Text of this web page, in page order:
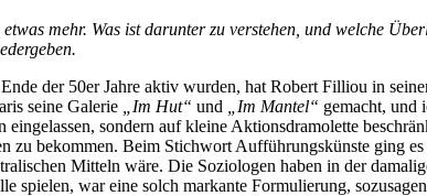
mehr. Was ist darunter zu verstehen, und welche
der 50er Jahre aktiv wurden, hat Robert Filliou in
seine Galerie
„Im Hut“ und „Im Mantel“ gemacht, und
sondern auf kleine Aktionsdramolette
zu bekommen. Beim Stichwort Aufführungskünste ging
Mitteln wäre. Die Soziologen haben in der
spielen, war eine solch markante Formulierung,